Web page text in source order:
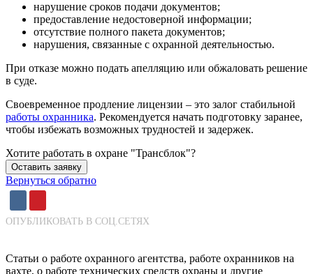
нарушение сроков подачи документов;
предоставление недостоверной информации;
отсутствие полного пакета документов;
нарушения, связанные с охранной деятельностью.
При отказе можно подать апелляцию или обжаловать решение
в суде.
Своевременное продление лицензии – это залог стабильной
работы охранника. Рекомендуется начать подготовку заранее,
чтобы избежать возможных трудностей и задержек.
Хотите работать в охране "Трансблок"?
Оставить заявку
Вернуться обратно
ОПУБЛИКОВАТЬ В СОЦ.СЕТЯХ
Статьи о работе охранного агентства, работе охранников на
вахте, о работе технических средств охраны и другие